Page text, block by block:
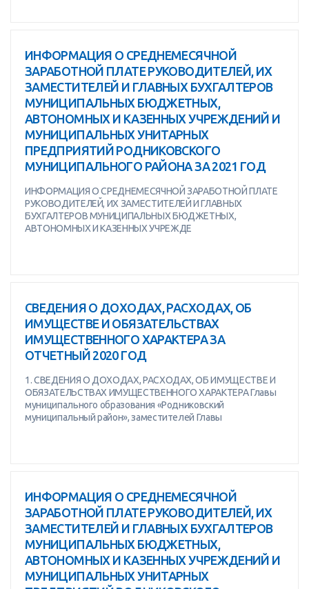
ИНФОРМАЦИЯ О СРЕДНЕМЕСЯЧНОЙ
ЗАРАБОТНОЙ ПЛАТЕ РУКОВОДИТЕЛЕЙ, ИХ
ЗАМЕСТИТЕЛЕЙ И ГЛАВНЫХ БУХГАЛТЕРОВ
МУНИЦИПАЛЬНЫХ БЮДЖЕТНЫХ,
АВТОНОМНЫХ И КАЗЕННЫХ УЧРЕЖДЕНИЙ И
МУНИЦИПАЛЬНЫХ УНИТАРНЫХ
ПРЕДПРИЯТИЙ РОДНИКОВСКОГО
МУНИЦИПАЛЬНОГО РАЙОНА ЗА 2021 ГОД
ИНФОРМАЦИЯ О СРЕДНЕМЕСЯЧНОЙ ЗАРАБОТНОЙ ПЛАТЕ
РУКОВОДИТЕЛЕЙ, ИХ ЗАМЕСТИТЕЛЕЙ И ГЛАВНЫХ
БУХГАЛТЕРОВ МУНИЦИПАЛЬНЫХ БЮДЖЕТНЫХ,
АВТОНОМНЫХ И КАЗЕННЫХ УЧРЕЖДЕ
СВЕДЕНИЯ О ДОХОДАХ, РАСХОДАХ, ОБ
ИМУЩЕСТВЕ И ОБЯЗАТЕЛЬСТВАХ
ИМУЩЕСТВЕННОГО ХАРАКТЕРА ЗА
ОТЧЕТНЫЙ 2020 ГОД
1. СВЕДЕНИЯ О ДОХОДАХ, РАСХОДАХ, ОБ ИМУЩЕСТВЕ И
ОБЯЗАТЕЛЬСТВАХ ИМУЩЕСТВЕННОГО ХАРАКТЕРА Главы
муниципального образования «Родниковский
муниципальный район», заместителей Главы
ИНФОРМАЦИЯ О СРЕДНЕМЕСЯЧНОЙ
ЗАРАБОТНОЙ ПЛАТЕ РУКОВОДИТЕЛЕЙ, ИХ
ЗАМЕСТИТЕЛЕЙ И ГЛАВНЫХ БУХГАЛТЕРОВ
МУНИЦИПАЛЬНЫХ БЮДЖЕТНЫХ,
АВТОНОМНЫХ И КАЗЕННЫХ УЧРЕЖДЕНИЙ И
МУНИЦИПАЛЬНЫХ УНИТАРНЫХ